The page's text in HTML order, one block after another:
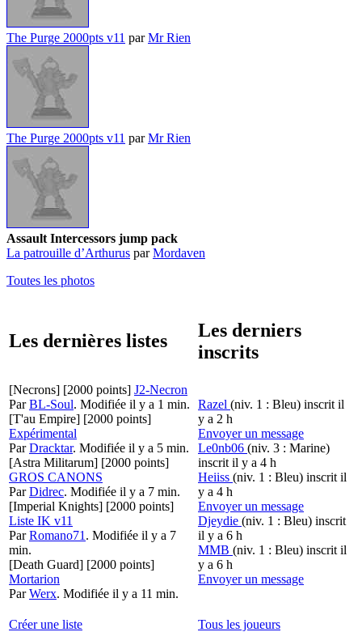
The Purge 2000pts v11 parMr Rien
The Purge 2000pts v11 parMr Rien
Assault Intercessors jump pack
La patrouille d’Arthurus parMordaven
Toutes les photos
Les dernières listes
Les derniers
inscrits
[Necrons] [2000 points] J2-Necron
ParBL-Soul. Modifiée il y a 1 min.
[T'au Empire] [2000 points]
Expérimental
ParDracktar. Modifiée il y a 5 min.
[Astra Militarum] [2000 points]
GROS CANONS
ParDidrec. Modifiée il y a 7 min.
[Imperial Knights] [2000 points]
Liste IK v11
ParRomano71 . Modifiée il y a 7
min.
[Death Guard] [2000 points]
Mortarion
ParWerx. Modifiée il y a 11 min.
Razel (niv. 1 : Bleu) inscrit il
y a 2 h
Envoyer un message
Le0nb06 (niv. 3 : Marine)
inscrit il y a 4 h
Heiiss (niv. 1 : Bleu) inscrit il
y a 4 h
Envoyer un message
Djeydie (niv. 1 : Bleu) inscrit
il y a 6 h
MMB (niv. 1 : Bleu) inscrit il
y a 6 h
Envoyer un message
Créer une liste Tous les joueurs